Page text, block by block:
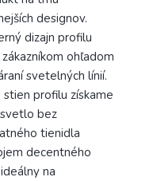
designov.
dizajn profilu
ohľadom
svetelných línií.
profilu získame
bez
tienidla
decentného
na